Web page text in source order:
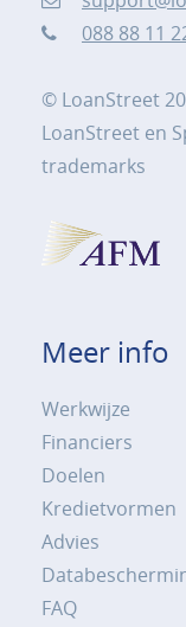
088 88 11
© LoanStreet
LoanStreet en
trademarks
Meer info
Werkwijze
Financiers
Doelen
Kredietvormen
Advies
FAQ